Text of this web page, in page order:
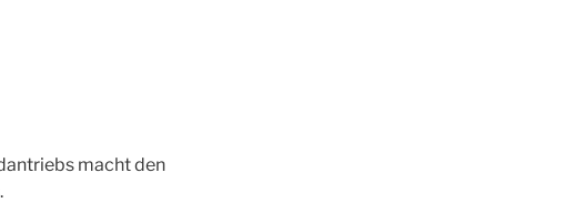
macht den